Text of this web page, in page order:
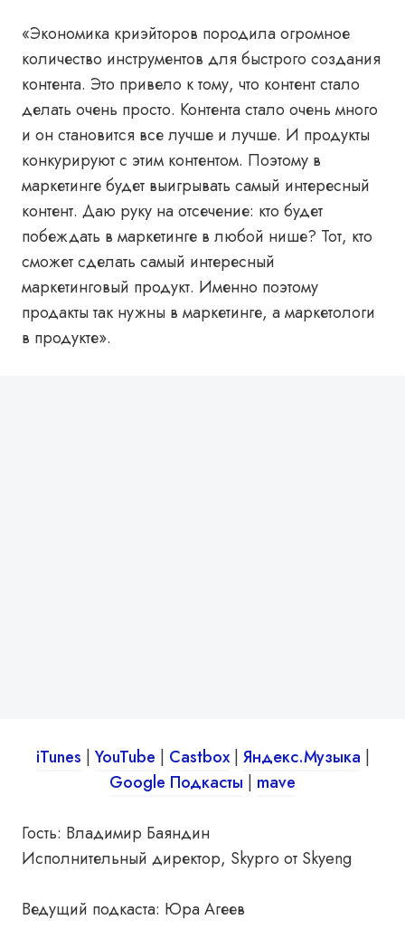
«Экономика криэйторов породила огромное
количество инструментов для быстрого создания
контента. Это привело к тому, что контент стало
делать очень просто. Контента стало очень много
и он становится все лучше и лучше. И продукты
конкурируют с этим контентом. Поэтому в
маркетинге будет выигрывать самый интересный
контент. Даю руку на отсечение: кто будет
побеждать в маркетинге в любой нише? Тот, кто
сможет сделать самый интересный
маркетинговый продукт. Именно поэтому
продакты так нужны в маркетинге, а маркетологи
в продукте».
iTunes | YouTube | Castbox| Яндекс.Музыка |
Google Подкасты | mave
Гость: Владимир Баяндин
Исполнительный директор, Skypro от Skyeng
Ведущий подкаста: Юра Агеев